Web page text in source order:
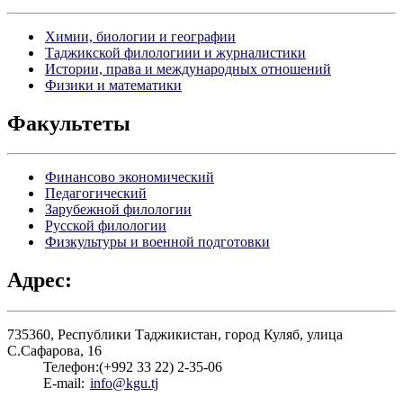
Химии, биологии и географии
Таджикской филологиии и журналистики
Истории, права и международных отношений
Физики и математики
Факультеты
Финансово экономический
Педагогический
Зарубежной филологии
Русской филологии
Физкультуры и военной подготовки
Адрес:
735360, Республики Таджикистан, город Куляб, улица
С.Сафарова, 16
Телефон:(+992 33 22) 2-35-06
E-mail: info@kgu.tj